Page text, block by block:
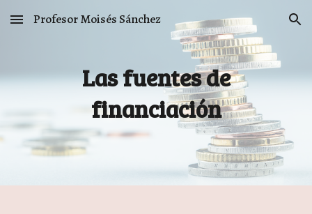
Skip to main content Skip to navigation
Profesor Moisés Sánchez
Las fuentes de
financiación